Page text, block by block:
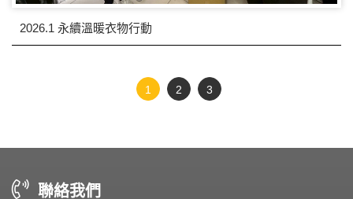
2026.1 永續溫暖衣物行動
1 2 3
聯絡我們